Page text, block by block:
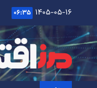
content
۱۴۰۵-۰۵-۱۶ ۰۶:۳۵